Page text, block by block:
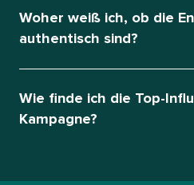
Woher weiß ich, ob die
authentisch sind?​​
Wie finde ich die Top-
Kampagne?​​